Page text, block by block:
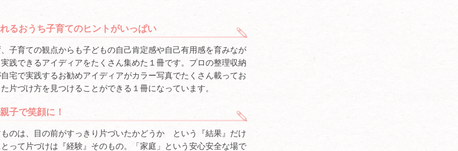
るおうち子育てのヒントがいっぱい
子育ての観点からも子どもの自己肯定感や自己有用感を育みなが
践できるアイディアをたくさん集めた１冊です。プロの整理収納
宅で実践するお勧めアイディアがカラー写真でたくさん載ってお
片づけ方を見つけることができる１冊になっています。
子で笑顔に！
のは、目の前がすっきり片づいたかどうか という『結果』だけ
って片づけは『経験』そのもの。「家庭」という安心安全な場で